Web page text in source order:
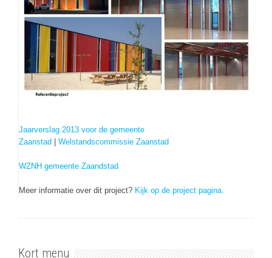
Jaarverslag 2013 voor de gemeente
Zaanstad | Welstandscommissie Zaanstad
WZNH gemeente Zaandstad
Meer informatie over dit project? Kijk op de project pagina.
Kort menu